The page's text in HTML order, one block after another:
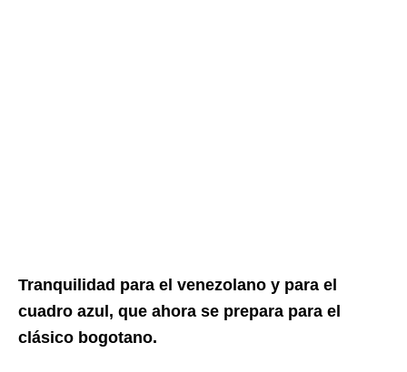
Tranquilidad para el venezolano y para el
cuadro azul, que ahora se prepara para el
clásico bogotano.